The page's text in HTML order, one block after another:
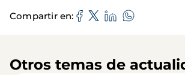
Compartir en
Otros temas de